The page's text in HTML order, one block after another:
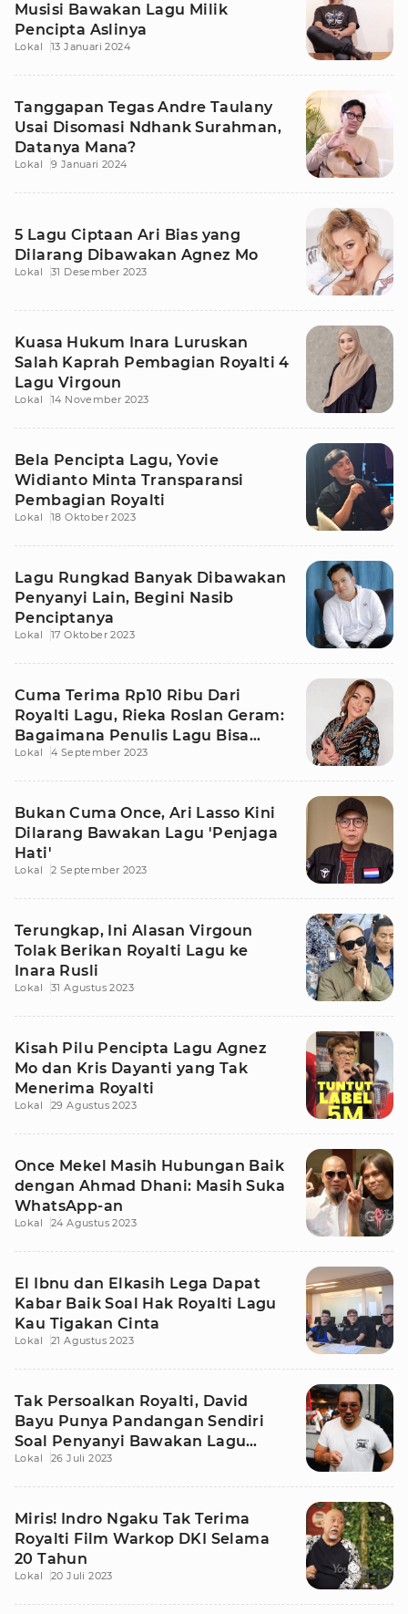
Musisi Bawakan Lagu Milik
Pencipta Aslinya
Lokal 13 Januari 2024
Tanggapan Tegas Andre Taulany
Usai Disomasi Ndhank Surahman,
Datanya Mana?
Lokal 9 Januari 2024
5 Lagu Ciptaan Ari Bias yang
Dilarang Dibawakan Agnez Mo
Lokal 31 Desember 2023
Kuasa Hukum Inara Luruskan
Salah Kaprah Pembagian Royalti 4
Lagu Virgoun
Lokal 14 November 2023
Bela Pencipta Lagu, Yovie
Widianto Minta Transparansi
Pembagian Royalti
Lokal 18 Oktober 2023
Lagu Rungkad Banyak Dibawakan
Penyanyi Lain, Begini Nasib
Penciptanya
Lokal 17 Oktober 2023
Cuma Terima Rp10 Ribu Dari
Royalti Lagu, Rieka Roslan Geram:
Bagaimana Penulis Lagu Bisa
Hidup?
Lokal 4 September 2023
Bukan Cuma Once, Ari Lasso Kini
Dilarang Bawakan Lagu 'Penjaga
Hati'
Lokal 2 September 2023
Terungkap, Ini Alasan Virgoun
Tolak Berikan Royalti Lagu ke
Inara Rusli
Lokal 31 Agustus 2023
Kisah Pilu Pencipta Lagu Agnez
Mo dan Kris Dayanti yang Tak
Menerima Royalti
Lokal 29 Agustus 2023
Once Mekel Masih Hubungan Baik
dengan Ahmad Dhani: Masih Suka
WhatsApp-an
Lokal 24 Agustus 2023
El Ibnu dan Elkasih Lega Dapat
Kabar Baik Soal Hak Royalti Lagu
Kau Tigakan Cinta
Lokal 21 Agustus 2023
Tak Persoalkan Royalti, David
Bayu Punya Pandangan Sendiri
Soal Penyanyi Bawakan Lagu
Tanpa Izin
Lokal 26 Juli 2023
Miris! Indro Ngaku Tak Terima
Royalti Film Warkop DKI Selama
20 Tahun
Lokal 20 Juli 2023